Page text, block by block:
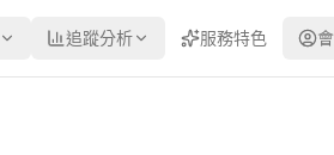
追蹤分析 服務特色